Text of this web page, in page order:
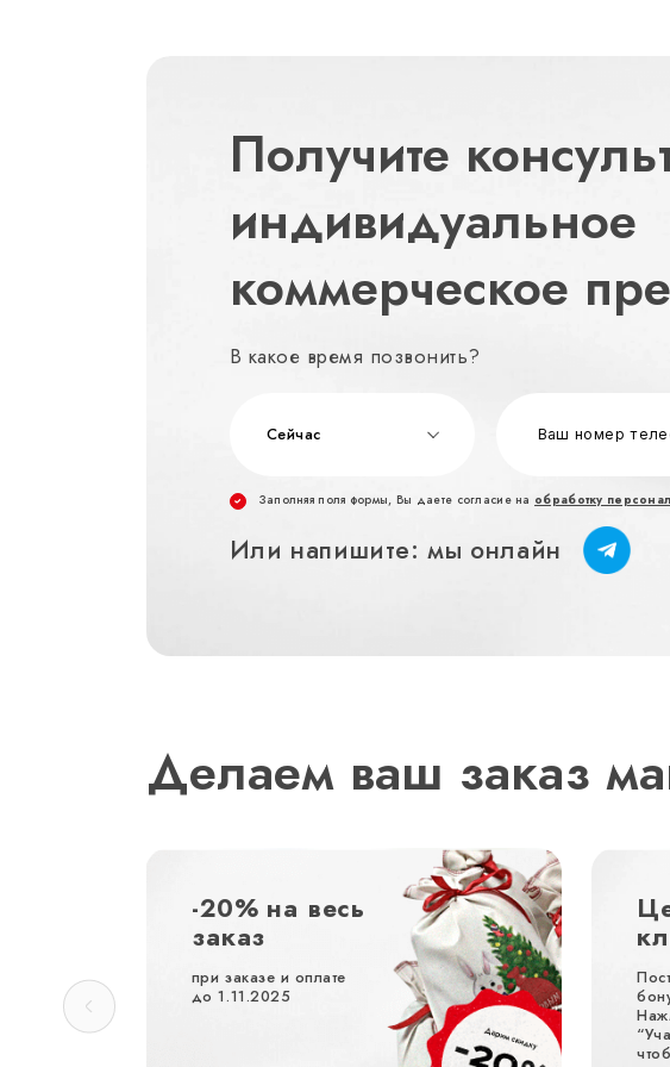
Получите
индивидуальное
коммерческое
В какое время позвонить?
Сейчас
Заполняя поля формы, Вы даете согласие на обработку
Или напишите: мы онлайн
Делаем ваш заказ
-20% на весь
заказ
при заказе и оплате
до 1.11.2025